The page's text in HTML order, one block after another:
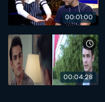
00:01:00
00:04:28